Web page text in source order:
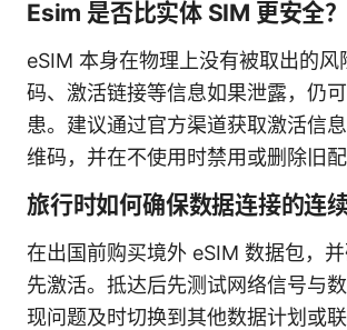
Esim 是否比实体 SIM 更安全？
eSIM 本身在物理上没有被取出的风
码、激活链接等信息如果泄露，仍
患。建议通过官方渠道获取激活信
维码，并在不使用时禁用或删除旧配
旅行时如何确保数据连接的连续
在出国前购买境外 eSIM 数据包，
先激活。抵达后先测试网络信号与
现问题及时切换到其他数据计划或